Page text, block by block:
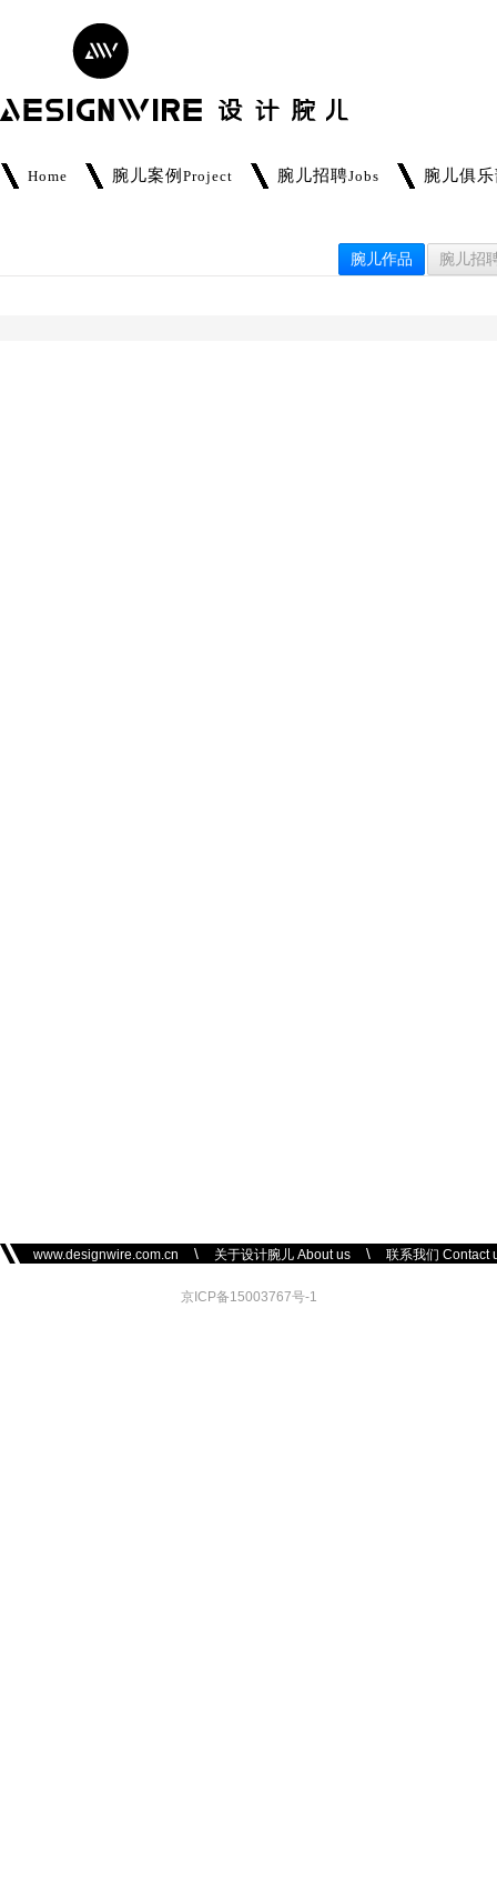
Home 腕儿案例 Project 腕儿招聘Jobs 腕儿俱
腕儿作品 腕儿招
www.designwire.com.cn \ 关于设计腕儿 About us \ 联系我们 Contact
京ICP备15003767号-1